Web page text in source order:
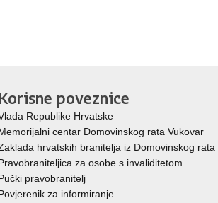
Korisne poveznice
Republike Hrvatske
centar Domovinskog rata Vukovar
hrvatskih branitelja iz Domovinskog rata
za osobe s invaliditetom
pravobranitelj
za informiranje